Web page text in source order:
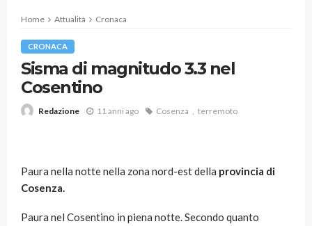
Home Attualità Cronaca
CRONACA
Sisma di magnitudo 3.3 nel
Cosentino
Redazione 11 anni ago Cosenza terremoto
Paura nella notte nella zona nord-est della provincia di
Cosenza.
Paura nel Cosentino in piena notte. Secondo quanto